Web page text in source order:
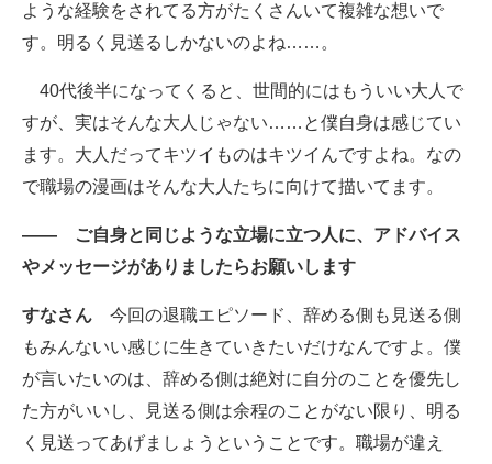
ような経験をされてる方がたくさんいて複雑な想いで
す。明るく見送るしかないのよね……。
40代後半になってくると、世間的にはもういい大人で
すが、実はそんな大人じゃない……と僕自身は感じてい
ます。大人だってキツイものはキツイんですよね。なの
で職場の漫画はそんな大人たちに向けて描いてます。
―― ご自身と同じような立場に立つ人に、アドバイス
やメッセージがありましたらお願いします
すなさん 今回の退職エピソード、辞める側も見送る側
もみんないい感じに生きていきたいだけなんですよ。僕
が言いたいのは、辞める側は絶対に自分のことを優先し
た方がいいし、見送る側は余程のことがない限り、明る
く見送ってあげましょうということです。職場が違え